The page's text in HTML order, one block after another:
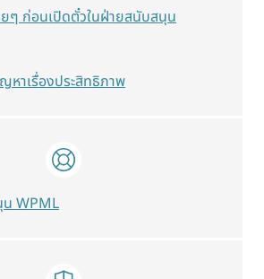
ๆ ก่อนเปิดตั๋วในฝ่ายสนับสนุน
หาเรื่องประสิทธิภาพ
WPML